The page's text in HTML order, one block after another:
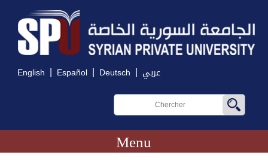
English | Español | Deutsch | عربي
Menu